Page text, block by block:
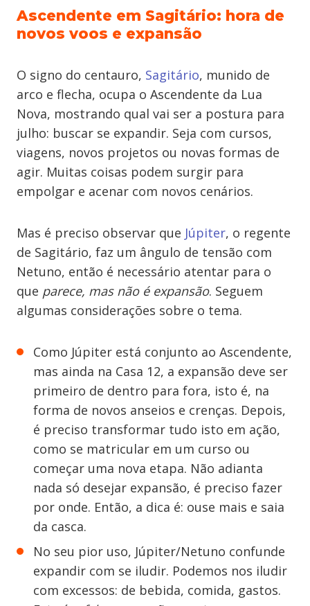
Ascendente em Sagitário: hora de
novos voos e expansão
O signo do centauro, Sagitário, munido de
arco e flecha, ocupa o Ascendente da Lua
Nova, mostrando qual vai ser a postura para
julho: buscar se expandir. Seja com cursos,
viagens, novos projetos ou novas formas de
agir. Muitas coisas podem surgir para
empolgar e acenar com novos cenários.
Mas é preciso observar que Júpiter, o regente
de Sagitário, faz um ângulo de tensão com
Netuno, então é necessário atentar para o
que parece, mas não é expansão. Seguem
algumas considerações sobre o tema.
Como Júpiter está conjunto ao Ascendente,
mas ainda na Casa 12, a expansão deve ser
primeiro de dentro para fora, isto é, na
forma de novos anseios e crenças. Depois,
é preciso transformar tudo isto em ação,
como se matricular em um curso ou
começar uma nova etapa. Não adianta
nada só desejar expansão, é preciso fazer
por onde. Então, a dica é: ouse mais e saia
da casca.
No seu pior uso, Júpiter/Netuno confunde
expandir com se iludir. Podemos nos iludir
com excessos: de bebida, comida, gastos.